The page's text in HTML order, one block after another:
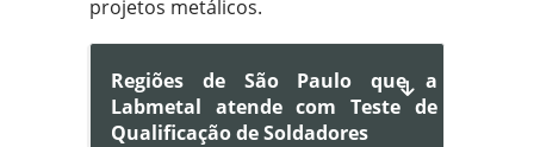
projetos metálicos.
Regiões de São Paulo que a
Labmetal atende com Teste de
Qualificação de Soldadores